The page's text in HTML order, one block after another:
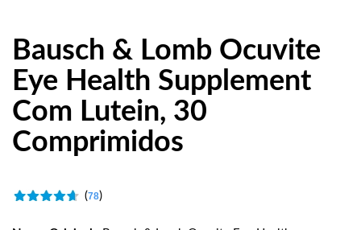
Bausch & Lomb Ocuvite
Eye Health Supplement
Com Lutein, 30
Comprimidos
(78)